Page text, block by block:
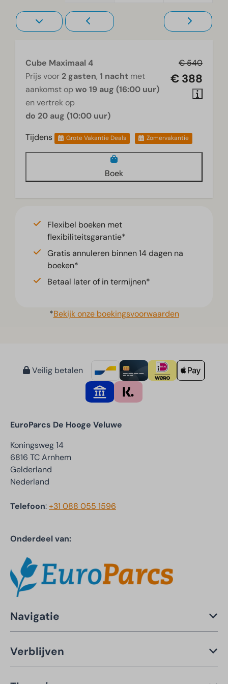
€ 540
€ 388
Cube Maximaal 4
Prijs voor 2 gasten, 1 nacht met
aankomst op wo 19 aug (16:00 uur)
en vertrek op
do 20 aug (10:00 uur)
Tijdens
Grote Vakantie Deals Zomervakantie
Boek
Flexibel boeken met
flexibiliteitsgarantie*
Gratis annuleren binnen 14 dagen na
boeken*
Betaal later of in termijnen*
*Bekijk onze boekingsvoorwaarden
Veilig betalen
EuroParcs De Hooge Veluwe
Koningsweg 14
6816 TC Arnhem
Gelderland
Nederland
Telefoon:+31 088 055 1596
Onderdeel van:
Navigatie
Verblijven